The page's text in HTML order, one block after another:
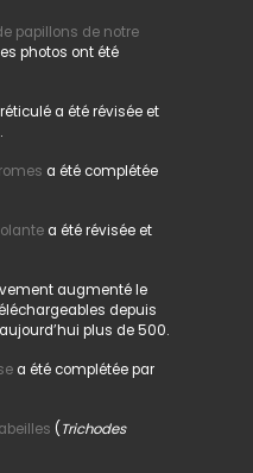
papillons de notre
photos ont été
a été révisée et
a été complétée
a été révisée et
augmenté le
depuis
plus de 500.
a été complétée par
(Trichodes